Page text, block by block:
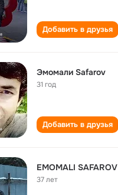
Добавить в друзья
Эмомали Safarov
31 год
Добавить в друзья
EMOMALI SAFAROV
37 лет